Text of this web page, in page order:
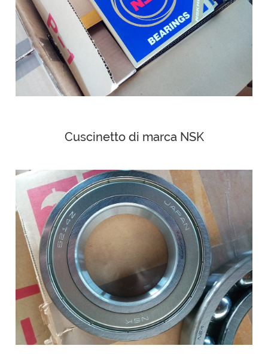
Cuscinetto di marca NSK